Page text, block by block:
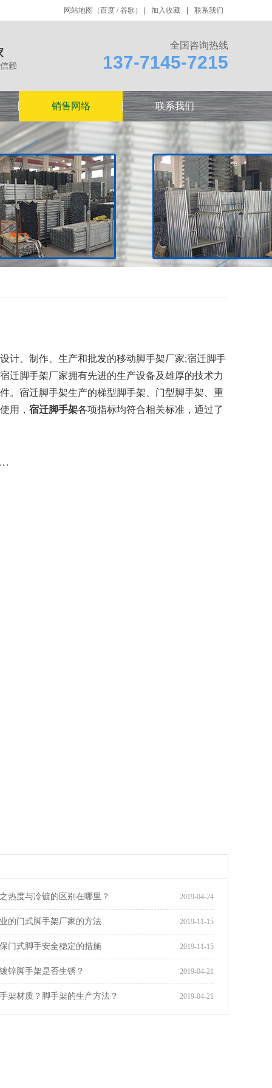
网站地图 （百度 /谷歌 ） 加入收藏 联系我们
赖
全国咨询热线
137-7145-7215
销售网络 联系我们
计、制作、生产和批发的移动脚手架厂家;宿迁脚手
迁脚手架厂家拥有先进的生产设备及雄厚的技术力
。宿迁脚手架生产的梯型脚手架、门型脚手架、重
用， 宿迁脚手架各项指标均符合相关标准，通过了
2019-04-24
热度与冷镀的区别在哪里？
2019-11-15
的门式脚手架厂家的方法
2019-11-15
门式脚手安全稳定的措施
2019-04-21
锌脚手架是否生锈？
2019-04-21
架材质？脚手架的生产方法？